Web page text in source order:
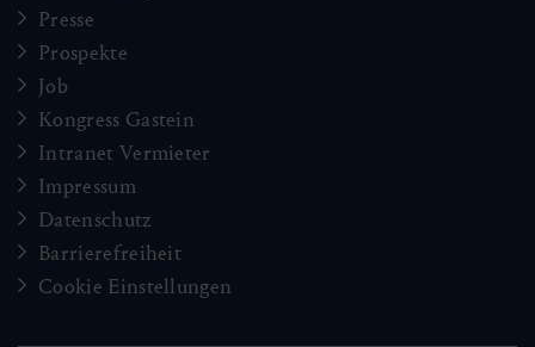
Presse
Prospekte
Job
Kongress Gastein
Intranet Vermieter
Impressum
Datenschutz
Barrierefreiheit
Cookie Einstellungen